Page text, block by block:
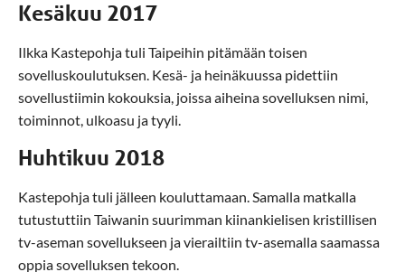
Kesäkuu 2017
Ilkka Kastepohja tuli Taipeihin pitämään toisen
sovelluskoulutuksen. Kesä- ja heinäkuussa pidettiin
sovellustiimin kokouksia, joissa aiheina sovelluksen nimi,
toiminnot, ulkoasu ja tyyli.
Huhtikuu 2018
Kastepohja tuli jälleen kouluttamaan. Samalla matkalla
tutustuttiin Taiwanin suurimman kiinankielisen kristillisen
tv-aseman sovellukseen ja vierailtiin tv-asemalla saamassa
oppia sovelluksen tekoon.